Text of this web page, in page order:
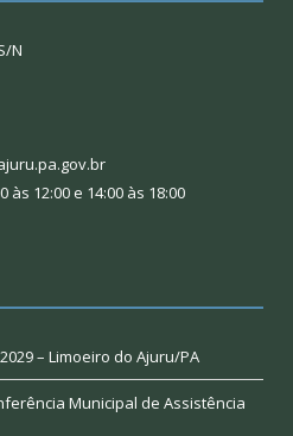
N
12:00 e 14:00 às 18:00
– Limoeiro do Ajuru/PA
Municipal de Assistência